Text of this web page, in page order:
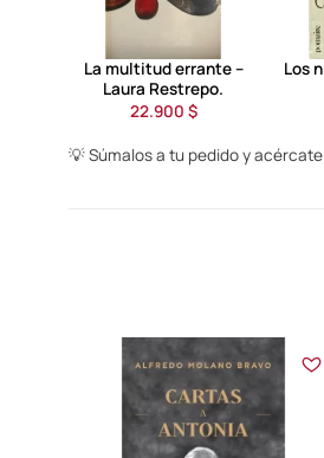
La multitud errante –
Laura Restrepo.
22.900 $
Los
💡 Súmalos a tu pedido y